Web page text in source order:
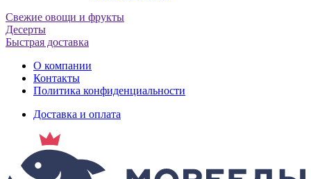
Свежие овощи и фрукты
Десерты
Быстрая доставка
О компании
Контакты
Политика конфиденциальности
Доставка и оплата